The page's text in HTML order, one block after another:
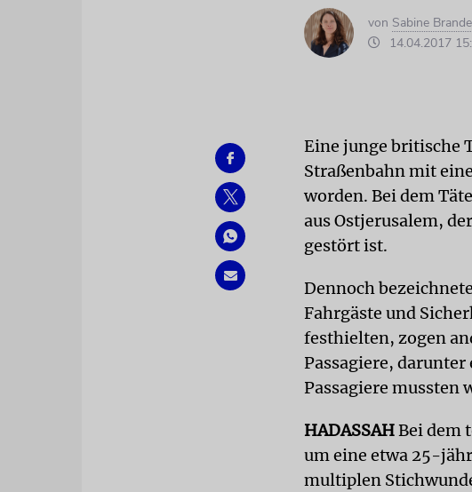
von Sabine
14.04.2017
Eine junge britische
Straßenbahn mit
worden. Bei dem
aus Ostjerusalem,
gestört ist.
Dennoch
Fahrgäste und
festhielten, zogen
Passagiere,
Passagiere mussten
HADASSAHBei dem
um eine etwa 25-
multiplen